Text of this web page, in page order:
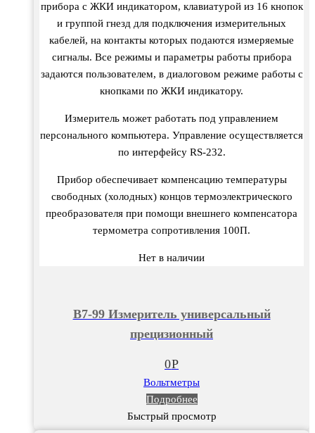
прибора с ЖКИ индикатором, клавиатурой из 16 кнопок
и группой гнезд для подключения измерительных
кабелей, на контакты которых подаются измеряемые
сигналы. Все режимы и параметры работы прибора
задаются пользователем, в диалоговом режиме работы с
кнопками по ЖКИ индикатору.
Измеритель может работать под управлением
персонального компьютера. Управление осуществляется
по интерфейсу RS-232.
Прибор обеспечивает компенсацию температуры
свободных (холодных) концов термоэлектрического
преобразователя при помощи внешнего компенсатора
термометра сопротивления 100П.
Нет в наличии
В7-99 Измеритель универсальный
прецизионный
0Р
Вольтметры
Подробнее
Быстрый просмотр